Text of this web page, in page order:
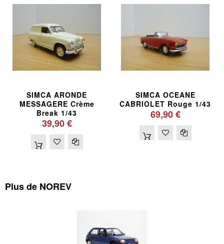
SIMCA ARONDE
MESSAGERE Crème
Break 1/43
39,90 €
SIMCA OCEANE
CABRIOLET Rouge 1/43
69,90 €
Plus de NOREV